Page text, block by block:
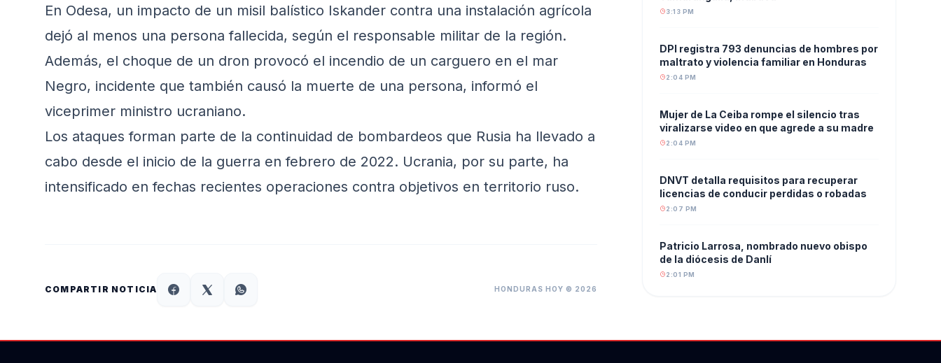
En Odesa, un impacto de un misil balístico Iskander contra una instalación agrícola
dejó al menos una persona fallecida, según el responsable militar de la región.
Además, el choque de un dron provocó el incendio de un carguero en el mar
Negro, incidente que también causó la muerte de una persona, informó el
viceprimer ministro ucraniano.
Los ataques forman parte de la continuidad de bombardeos que Rusia ha llevado a
cabo desde el inicio de la guerra en febrero de 2022. Ucrania, por su parte, ha
intensificado en fechas recientes operaciones contra objetivos en territorio ruso.
COMPARTIR NOTICIA HONDURAS HOY © 2026
3:13 PM
DPI registra 793 denuncias de hombres por
maltrato y violencia familiar en Honduras
2:04 PM
Mujer de La Ceiba rompe el silencio tras
viralizarse video en que agrede a su madre
2:04 PM
DNVT detalla requisitos para recuperar
licencias de conducir perdidas o robadas
2:07 PM
Patricio Larrosa, nombrado nuevo obispo
de la diócesis de Danlí
2:01 PM